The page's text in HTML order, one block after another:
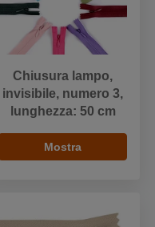
Chiusura lampo,
invisibile, numero 3,
lunghezza: 50 cm
Mostra